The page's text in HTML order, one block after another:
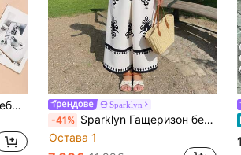
3-частов мек и удобен оребрен гащеризон за момичета, универсален гащеризон с дълъг ръкав, подходящ за пролет и есен, идеален за носене на открито
Sparklyn
-41% Sparklyn Гащеризон без ръкави с щампа и висока талия, широки крачоли, пристегната талия, яка тип "мандарин", курортен стил
Остава 1